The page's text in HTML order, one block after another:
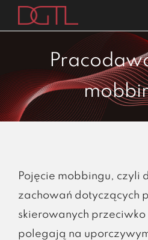
Przejdź
specjalizacje
publikacje
blog
Pojęcie mobbingu, czyli
zachowań dotyczących
skierowanych przeciwko
polegają na